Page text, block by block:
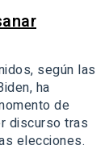
según las
ha
de
discurso tras
elecciones.